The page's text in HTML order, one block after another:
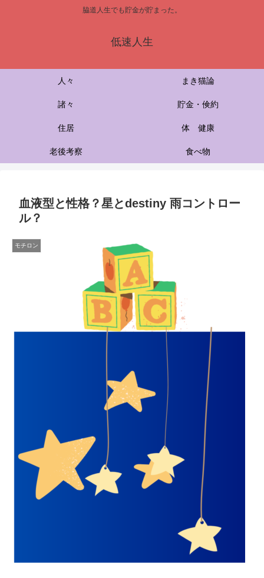
脇道人生でも貯金が貯まった。
低速人生
人々 まき猫論
諸々 貯金・倹約
住居 体 健康
老後考察 食べ物
血液型と性格？星とdestiny 雨コントロー
ル？
モチロン